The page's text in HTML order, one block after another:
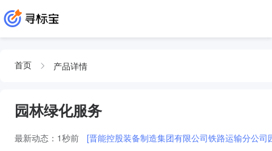
首页 产品详情
园林绿化服务
最新动态： 1秒前 [晋能控股装备制造集团有限公司铁路运输分公